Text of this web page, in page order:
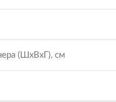
(ШxВxГ), см